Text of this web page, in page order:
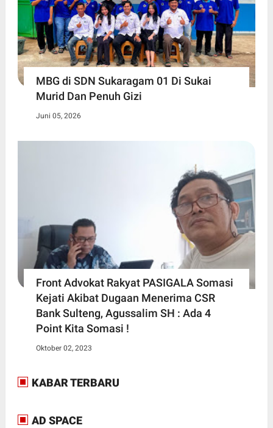
MBG di SDN Sukaragam 01 Di Sukai
Murid Dan Penuh Gizi
Juni 05, 2026
Front Advokat Rakyat PASIGALA Somasi
Kejati Akibat Dugaan Menerima CSR
Bank Sulteng, Agussalim SH : Ada 4
Point Kita Somasi !
Oktober 02, 2023
KABAR TERBARU
AD SPACE